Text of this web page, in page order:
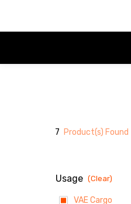
7 Product(s) Found
Usage (Clear)
VAE Cargo